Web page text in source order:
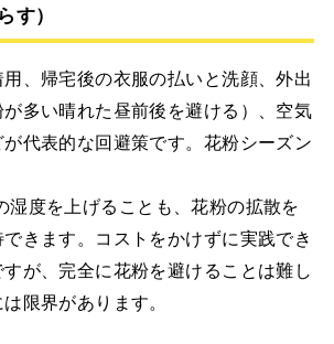
す）
、帰宅後の衣服の払いと洗顔、外出
多い晴れた昼前後を避ける）、空気
代表的な回避策です。花粉シーズン
湿度を上げることも、花粉の拡散を
きます。コストをかけずに実践でき
が、完全に花粉を避けることは難し
限界があります。